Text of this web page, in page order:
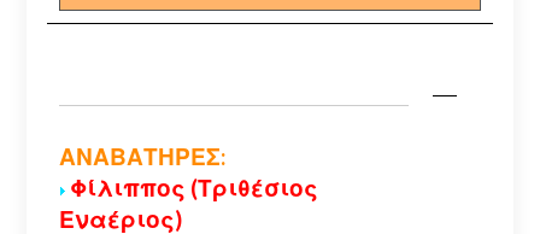
ΑΝΑΒΑΤΗΡΕΣ:
Φίλιππος (Τριθέσιος
Εναέριος)